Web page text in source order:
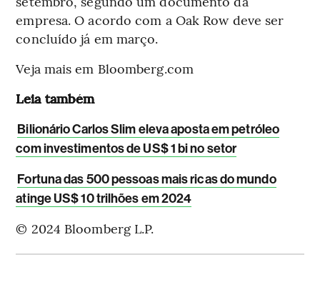
empresa. O acordo com a Oak Row deve ser
concluído já em março.
Veja mais em Bloomberg.com
Leia também
Bilionário Carlos Slim eleva aposta em petróleo
com investimentos de US$ 1 bi no setor
Fortuna das 500 pessoas mais ricas do mundo
atinge US$ 10 trilhões em 2024
© 2024 Bloomberg L.P.